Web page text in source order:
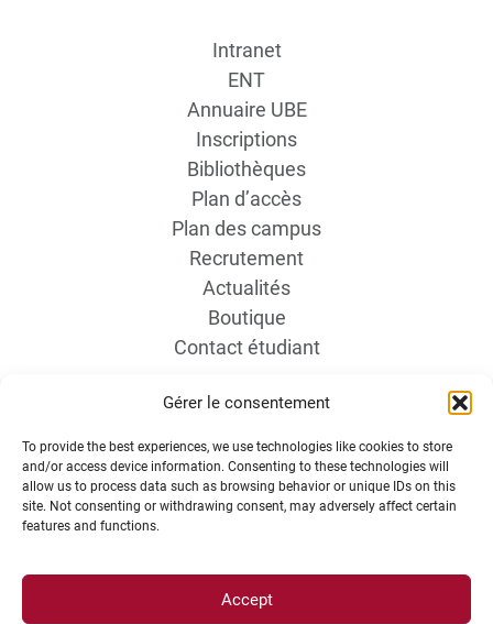
Gérer le consentement
To provide the best experiences, we use technologies like cookies to store
and/or access device information. Consenting to these technologies will
allow us to process data such as browsing behavior or unique IDs on this
site. Not consenting or withdrawing consent, may adversely affect certain
features and functions.
Accept
Intranet
ENT
Annuaire UBE
Inscriptions
Bibliothèques
Plan d’accès
Plan des campus
Recrutement
Actualités
Boutique
Contact étudiant
INFORMATIONS LÉGALES
Plan d’accès des campus